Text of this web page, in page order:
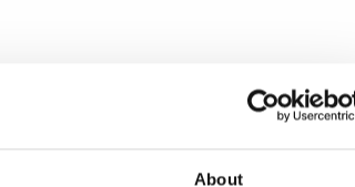
About
Danmark. Vissa snittblommor
stor utsträckning som möjligt.